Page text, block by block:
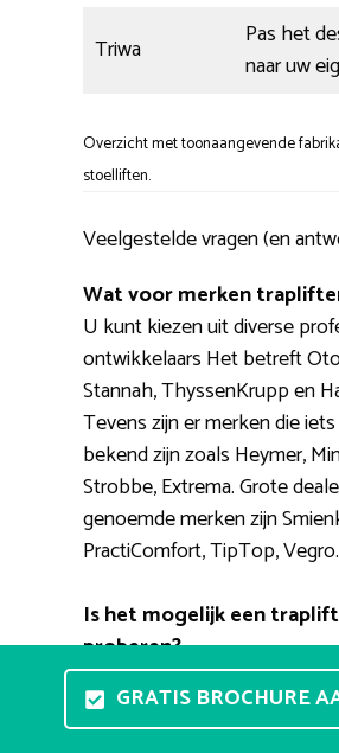
Triwa
Pas het
naar uw
Overzicht met toonaangevende
stoelliften.
Veelgestelde vragen (en
Wat voor merken
U kunt kiezen uit diverse
ontwikkelaars Het betreft
Stannah, ThyssenKrupp en
Tevens zijn er merken die
bekend zijn zoals Heymer,
Strobbe, Extrema. Grote
genoemde merken zijn
PractiComfort, TipTop, Vegro.
Is het mogelijk een
proberen?
Een stoellift testopstelling
helaas niet zo eenvoudig. Er
GRATIS BROCHURE